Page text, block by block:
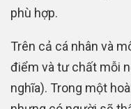
phù hợp.
Trên cả cá nhân và
điểm và tư chất mỗi
nghĩa). Trong một